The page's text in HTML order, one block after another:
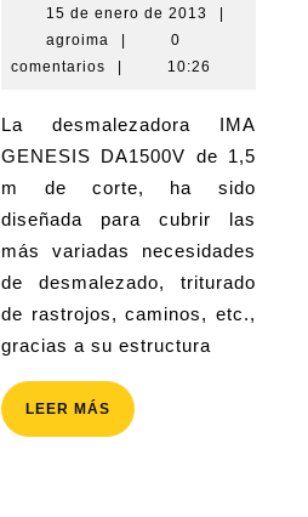
DA1500V
15 de enero de 2013
15
2013
agroima
agroima
0
comentarios
10:26
La desmalezadora IMA
GENESIS DA1500V de 1,5
m de corte, ha sido
diseñada para cubrir las
más variadas necesidades
de desmalezado, triturado
de rastrojos, caminos, etc.,
gracias a su estructura
LEER MÁS LEER
MÁS